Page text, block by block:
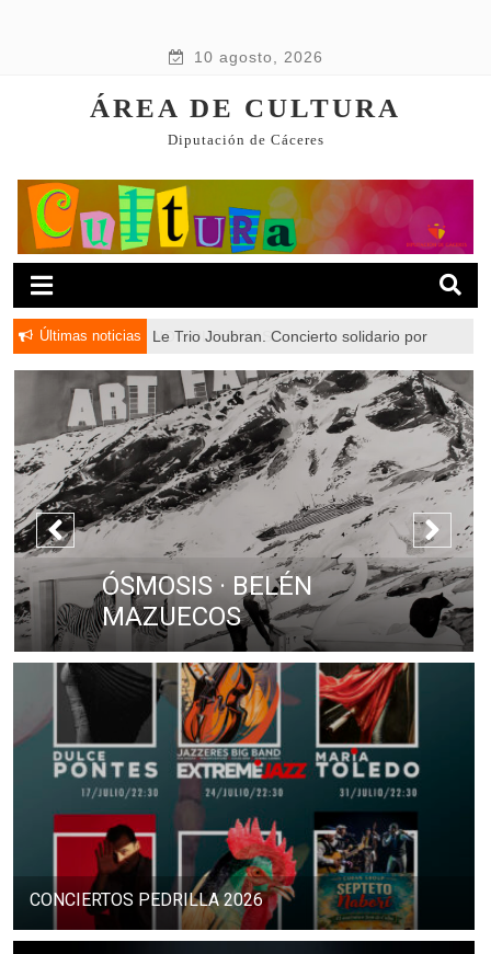
10 agosto, 2026
ÁREA DE CULTURA
Diputación de Cáceres
Últimas noticias
Le Trio Joubran. Concierto solidario por
NO SOLO RISAS
ÓSMOSIS · BELÉN
MAZUECOS
CONCIERTOS PEDRILLA 2026